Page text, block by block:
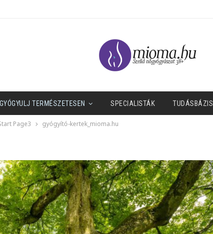
GYÓGYULJ TERMÉSZETESEN SPECIALISTÁK TUDÁSBÁZIS
Page3 gyógyító-kertek_mioma.hu